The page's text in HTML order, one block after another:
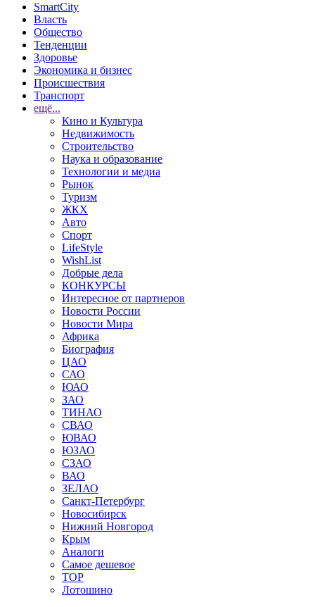
SmartCity
Власть
Общество
Тенденции
Здоровье
Экономика и бизнес
Происшествия
Транспорт
ещё...
Кино и Культура
Недвижимость
Строительство
Наука и образование
Технологии и медиа
Рынок
Туризм
ЖКХ
Авто
Спорт
LifeStyle
WishList
Добрые дела
КОНКУРСЫ
Интересное от партнеров
Новости России
Новости Мира
Африка
Биография
ЦАО
САО
ЮАО
ЗАО
ТИНАО
СВАО
ЮВАО
ЮЗАО
СЗАО
ВАО
ЗЕЛАО
Санкт-Петербург
Новосибирск
Нижний Новгород
Крым
Аналоги
Самое дешевое
TOP
Лотошино